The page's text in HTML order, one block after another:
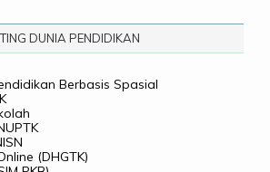
DUNIA PENDIDIKAN
Berbasis Spasial
(DHGTK)